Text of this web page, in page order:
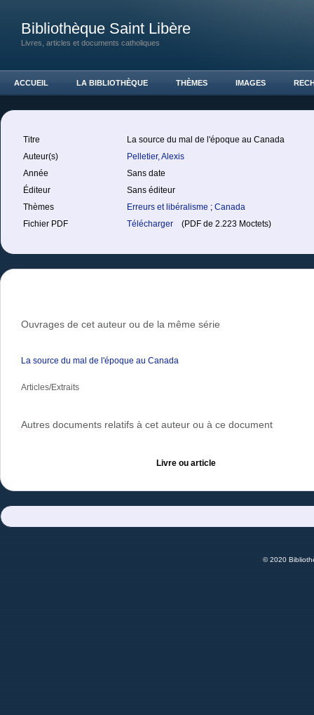
Bibliothèque Saint Libère
Livres, articles et documents catholiques
ACCUEIL LA BIBLIOTHÈQUE THÈMES IMAGES
Titre
La source du mal de l'époque au Canada
Auteur(s)
Pelletier, Alexis
Année
Sans date
Éditeur
Sans éditeur
Thèmes
Erreurs et libéralisme ; Canada
Fichier PDF
Télécharger (PDF de 2.223 Moctets)
Ouvrages de cet auteur ou de la même série
La source du mal de l'époque au Canada
Articles/Extraits
Autres documents relatifs à cet auteur ou à ce document
Livre ou article
© 2020